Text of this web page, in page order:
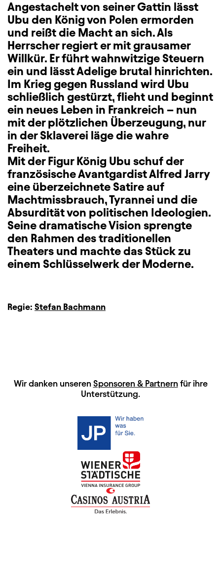
Angestachelt von seiner Gattin lässt
Ubu den König von Polen ermorden
und reißt die Macht an sich. Als
Herrscher regiert er mit grausamer
Willkür. Er führt wahnwitzige Steuern
ein und lässt Adelige brutal hinrichten.
Im Krieg gegen Russland wird Ubu
schließlich gestürzt, flieht und beginnt
ein neues Leben in Frankreich – nun
mit der plötzlichen Überzeugung, nur
in der Sklaverei läge die wahre
Freiheit.
Mit der Figur König Ubu schuf der
französische Avantgardist Alfred Jarry
eine überzeichnete Satire auf
Machtmissbrauch, Tyrannei und die
Absurdität von politischen Ideologien.
Seine dramatische Vision sprengte
den Rahmen des traditionellen
Theaters und machte das Stück zu
einem Schlüsselwerk der Moderne.
Regie: Stefan Bachmann
HAUPTSPONSOREN
Wir danken unseren Sponsoren & Partnernfür ihre
Unterstützung.